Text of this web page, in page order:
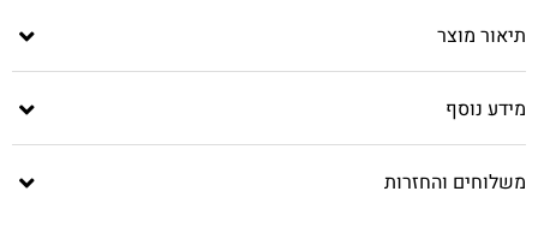
תיאור מוצר
מידע נוסף
משלוחים והחזרות